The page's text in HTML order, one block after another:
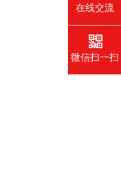
在线交流
微信扫一扫